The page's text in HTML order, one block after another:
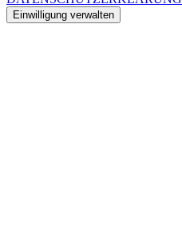
Einwilligung verwalten